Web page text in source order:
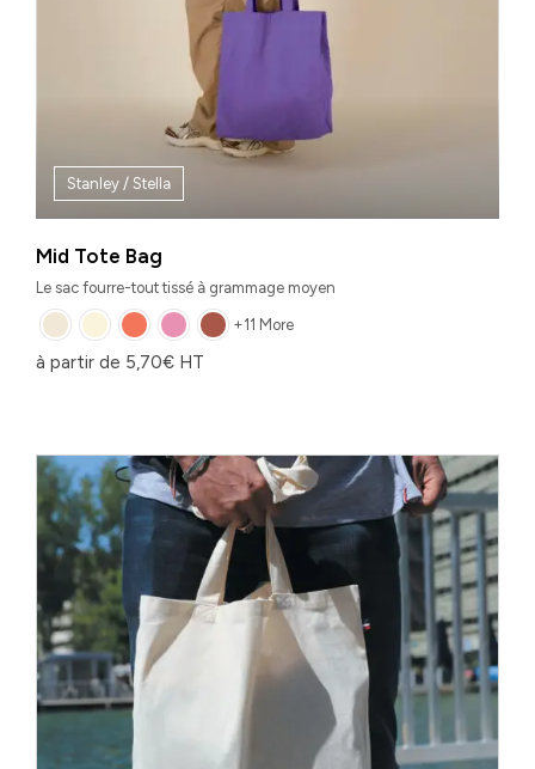
Stanley / Stella
Mid Tote Bag
Le sac fourre-tout tissé à grammage moyen
+11 More
à partir de 5,70€ HT